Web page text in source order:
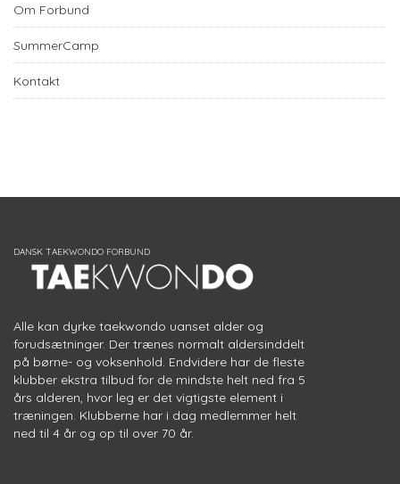
Om Forbund
SummerCamp
Kontakt
Alle kan dyrke taekwondo uanset alder og
forudsætninger. Der trænes normalt aldersinddelt
på børne- og voksenhold. Endvidere har de fleste
klubber ekstra tilbud for de mindste helt ned fra 5
års alderen, hvor leg er det vigtigste element i
træningen. Klubberne har i dag medlemmer helt
ned til 4 år og op til over 70 år.